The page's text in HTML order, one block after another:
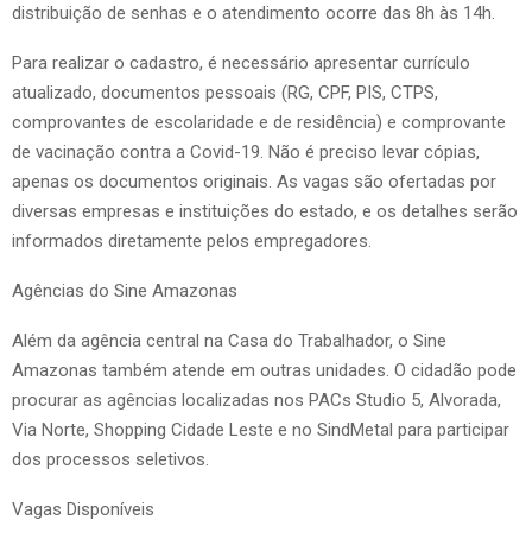
distribuição de senhas e o atendimento ocorre das 8h às 14h.
Para realizar o cadastro, é necessário apresentar currículo
atualizado, documentos pessoais (RG, CPF, PIS, CTPS,
comprovantes de escolaridade e de residência) e comprovante
de vacinação contra a Covid-19. Não é preciso levar cópias,
apenas os documentos originais. As vagas são ofertadas por
diversas empresas e instituições do estado, e os detalhes serão
informados diretamente pelos empregadores.
Agências do Sine Amazonas
Além da agência central na Casa do Trabalhador, o Sine
Amazonas também atende em outras unidades. O cidadão pode
procurar as agências localizadas nos PACs Studio 5, Alvorada,
Via Norte, Shopping Cidade Leste e no SindMetal para participar
dos processos seletivos.
Vagas Disponíveis